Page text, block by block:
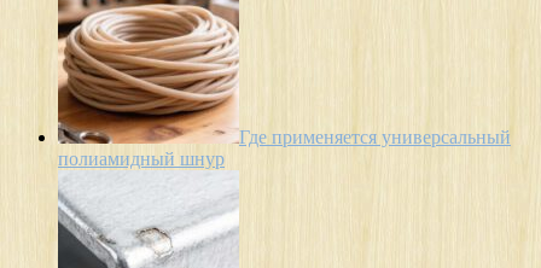
Где применяется универсальный
полиамидный шнур